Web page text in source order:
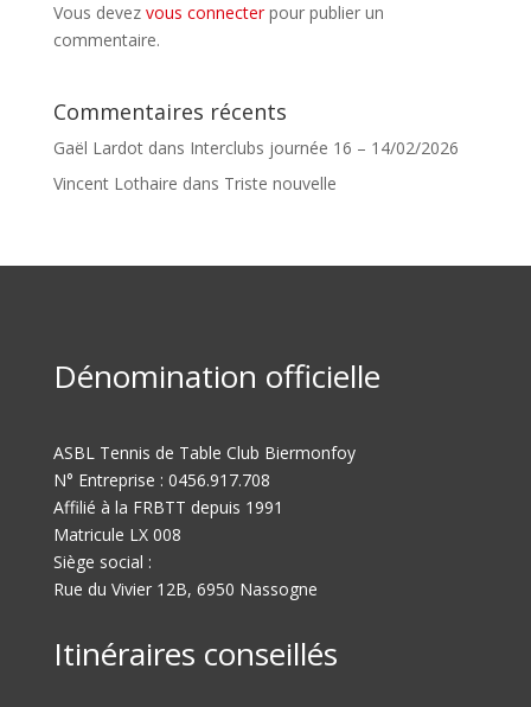
Vous devez vous connecterpour publier un
commentaire.
Commentaires récents
Gaël Lardotdans Interclubs journée 16 – 14/02/2026
Vincent Lothaire dans Triste nouvelle
Dénomination officielle
ASBL Tennis de Table Club Biermonfoy
N° Entreprise : 0456.917.708
Affilié à la FRBTT depuis 1991
Matricule LX 008
Siège social :
Rue du Vivier 12B, 6950 Nassogne
Itinéraires conseillés